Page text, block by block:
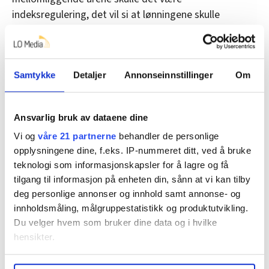
Samtykke Detaljer Annonseinnstillinger Om
Ansvarlig bruk av dataene dine
Vi og våre 21 partnerne behandler de personlige
opplysningene dine, f.eks. IP-nummeret ditt, ved å bruke
teknologi som informasjonskapsler for å lagre og få
tilgang til informasjon på enheten din, sånn at vi kan tilby
deg personlige annonser og innhold samt annonse- og
innholdsmåling, målgruppestatistikk og produktutvikling.
Du velger hvem som bruker dine data og i hvilke
hensikter.
Undermer infokan du lese om hvordan dine personlige
indeksregulering, det vil si at lønningene skulle
Denne artikkelen erover fem år gammel.
Nyheter
lavtlønte Mekling
Del artikkel